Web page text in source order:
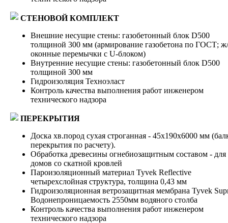
СТЕНОВОЙ КОМПЛЕКТ
Внешние несущие стены: газобетонный блок D500
толщиной 300 мм (армирование газобетона по ГОСТ;
оконные перемычки с U-блоком)
Внутренние несущие стены: газобетонный блок D500
толщиной 300 мм
Гидроизоляция Техноэласт
Контроль качества выполнения работ инженером
технического надзора
ПЕРЕКРЫТИЯ
Доска хв.пород сухая строганная - 45х190х6000 мм
перекрытия по расчету).
Обработка древесины огнебиозащитным составом - для
домов со скатной кровлей
Пароизоляционный материал Tyvek Reflective
четырехслойная структура, толщина 0,43 мм
Гидроизоляционная ветрозащитная мембрана Tyvek
Водонепроницаемость 2550мм водяного столба
Контроль качества выполнения работ инженером
технического надзора